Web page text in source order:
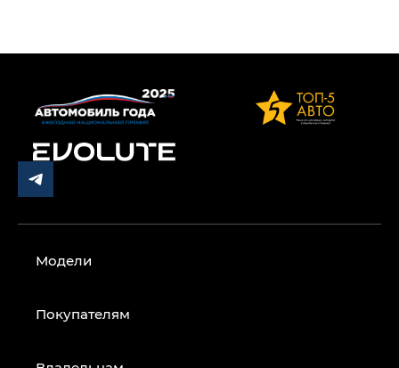
Модели
Покупателям